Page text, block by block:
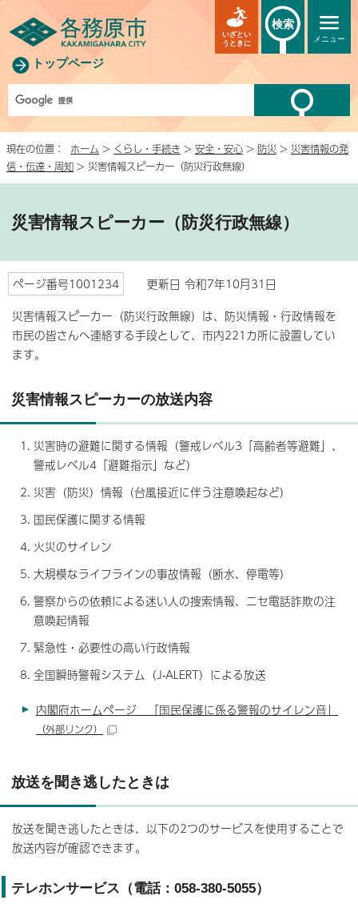
トップページ
メニュー
いざとい
うときに
検索
現在の位置： ホーム > くらし・手続き > 安全・安心 > 防災 > 災害情報の発
信・伝達・周知 > 災害情報スピーカー（防災行政無線）
災害情報スピーカー（防災行政無線）
ページ番号1001234
更新日 令和7年10月31日
災害情報スピーカー（防災行政無線）は、防災情報・行政情報を
市民の皆さんへ連絡する手段として、市内221カ所に設置してい
ます。
災害情報スピーカーの放送内容
災害時の避難に関する情報（警戒レベル3「高齢者等避難」、
警戒レベル4「避難指示」など）
災害（防災）情報（台風接近に伴う注意喚起など）
国民保護に関する情報
火災のサイレン
大規模なライフラインの事故情報（断水、停電等）
警察からの依頼による迷い人の捜索情報、ニセ電話詐欺の注
意喚起情報
緊急性・必要性の高い行政情報
全国瞬時警報システム（J-ALERT）による放送
内閣府ホームページ 「国民保護に係る警報のサイレン音」
（外部リンク）
放送を聞き逃したときは
放送を聞き逃したときは、以下の2つのサービスを使用することで
放送内容が確認できます。
テレホンサービス（電話：058-380-5055）